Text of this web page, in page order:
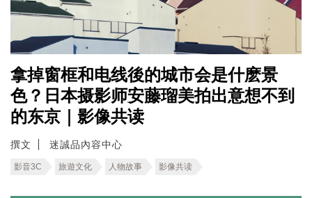
拿掉窗框和电线後的城市会是什麽景
色？日本摄影师安藤瑠美拍出意想不到
的东京｜影像共读
撰文 迷誠品內容中心
影音3C 旅遊文化 人物故事 影像共读